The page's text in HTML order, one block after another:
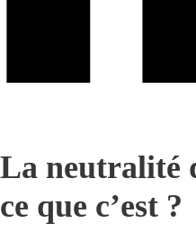
La neutralité
ce que c’est ?